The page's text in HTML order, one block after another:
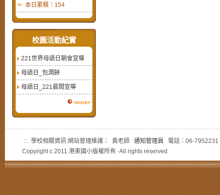
本日累積：154
校園活動紀實
221世界母語日朝會宣導
母語日_包潤餅
母語日_221晨間宣導
more»
::: 學校相關資訊:網站管理維護： 黃老師 通知管理員 電話：06-
Copyright c 2011 港東國小版權所有 -All rights reserved